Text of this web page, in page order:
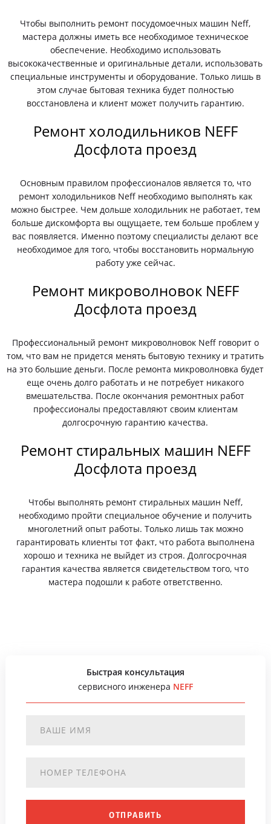
Чтобы выполнить ремонт посудомоечных машин Neff,
мастера должны иметь все необходимое техническое
обеспечение. Необходимо использовать
высококачественные и оригинальные детали, использовать
специальные инструменты и оборудование. Только лишь в
этом случае бытовая техника будет полностью
восстановлена и клиент может получить гарантию.
Ремонт холодильников NEFF
Досфлота проезд
Основным правилом профессионалов является то, что
ремонт холодильников Neff необходимо выполнять как
можно быстрее. Чем дольше холодильник не работает, тем
больше дискомфорта вы ощущаете, тем больше проблем у
вас появляется. Именно поэтому специалисты делают все
необходимое для того, чтобы восстановить нормальную
работу уже сейчас.
Ремонт микроволновок NEFF
Досфлота проезд
Профессиональный ремонт микроволновок Neff говорит о
том, что вам не придется менять бытовую технику и тратить
на это большие деньги. После ремонта микроволновка будет
еще очень долго работать и не потребует никакого
вмешательства. После окончания ремонтных работ
профессионалы предоставляют своим клиентам
долгосрочную гарантию качества.
Ремонт стиральных машин NEFF
Досфлота проезд
Чтобы выполнять ремонт стиральных машин Neff,
необходимо пройти специальное обучение и получить
многолетний опыт работы. Только лишь так можно
гарантировать клиенты тот факт, что работа выполнена
хорошо и техника не выйдет из строя. Долгосрочная
гарантия качества является свидетельством того, что
мастера подошли к работе ответственно.
Быстрая консультация
сервисного инженера NEFF
ОТПРАВИТЬ